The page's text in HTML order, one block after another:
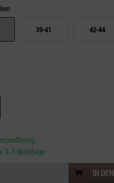
39-41 42-44
1-3 Werktage
IN DEN